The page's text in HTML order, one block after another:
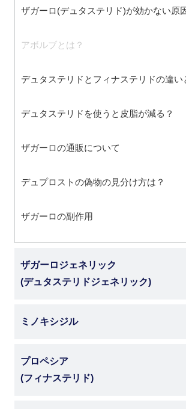
ザガーロ(デュタステリド)が効かない原
アボルブとは？
デュタステリドとフィナステリドの違い
デュタステリドを使うと皮脂が減る？
ザガーロの通販について
デュプロストの偽物の見分け方は？
ザガーロの副作用
ザガーロジェネリック
(デュタステリドジェネリック)
ミノキシジル
プロペシア
(フィナステリド)